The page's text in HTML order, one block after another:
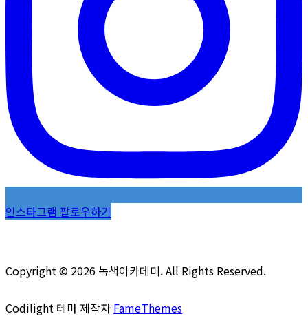
인스타그램 팔로우하기
Copyright © 2026 녹색아카데미. All Rights Reserved.
Codilight 테마 제작자 FameThemes